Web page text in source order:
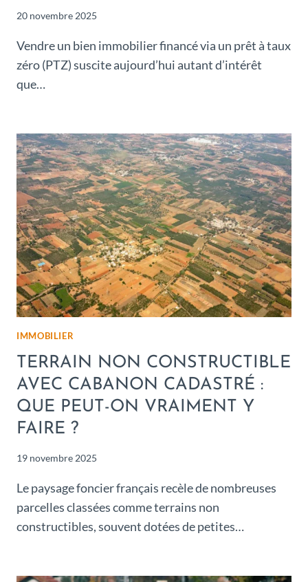
20 novembre 2025
Vendre un bien immobilier financé via un prêt à taux
zéro (PTZ) suscite aujourd’hui autant d’intérêt
que…
IMMOBILIER
TERRAIN NON CONSTRUCTIBLE
AVEC CABANON CADASTRÉ :
QUE PEUT-ON VRAIMENT Y
FAIRE ?
19 novembre 2025
Le paysage foncier français recèle de nombreuses
parcelles classées comme terrains non
constructibles, souvent dotées de petites…